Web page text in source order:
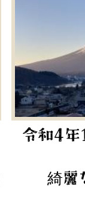
令和4
綺麗